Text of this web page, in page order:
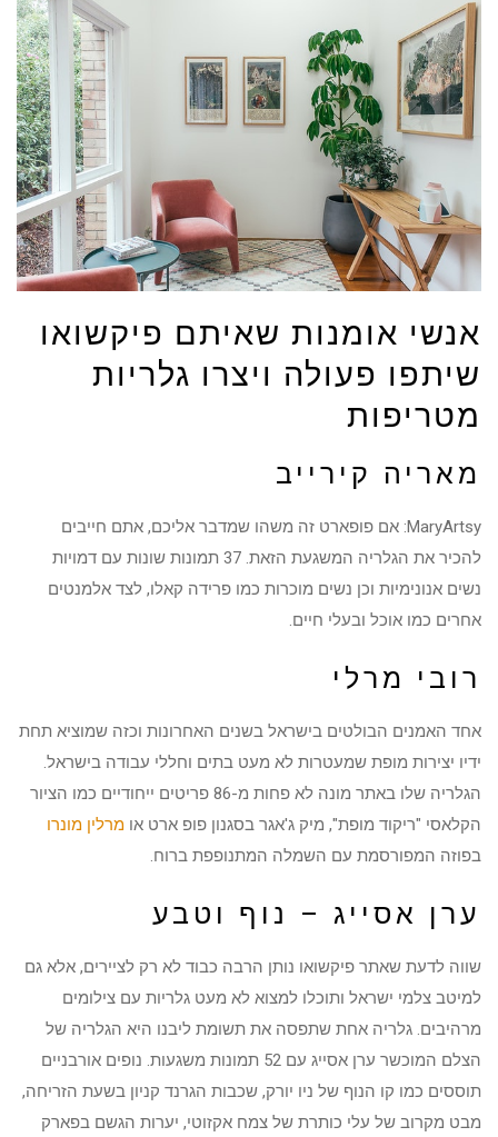
אנשי אומנות שאיתם פיקשואו
שיתפו פעולה ויצרו גלריות
מטריפות
מאריה קירייב
MaryArtsy: אם פופארט זה משהו שמדבר אליכם, אתם חייבים
להכיר את הגלריה המשגעת הזאת. 37 תמונות שונות עם דמויות
נשים אנונימיות וכן נשים מוכרות כמו פרידה קאלו, לצד אלמנטים
אחרים כמו אוכל ובעלי חיים.
רובי מרלי
אחד האמנים הבולטים בישראל בשנים האחרונות וכזה שמוציא תחת
ידיו יצירות מופת שמעטרות לא מעט בתים וחללי עבודה בישראל.
הגלריה שלו באתר מונה לא פחות מ-86 פריטים ייחודיים כמו הציור
הקלאסי "ריקוד מופת", מיק ג'אגר בסגנון פופ ארט אומרלין מונרו
בפוזה המפורסמת עם השמלה המתנופפת ברוח.
ערן אסייג – נוף וטבע
שווה לדעת שאתר פיקשואו נותן הרבה כבוד לא רק לציירים, אלא גם
למיטב צלמי ישראל ותוכלו למצוא לא מעט גלריות עם צילומים
מרהיבים. גלריה אחת שתפסה את תשומת ליבנו היא הגלריה של
הצלם המוכשר ערן אסייג עם 52 תמונות משגעות. נופים אורבניים
תוססים כמו קו הנוף של ניו יורק, שכבות הגרנד קניון בשעת הזריחה,
מבט מקרוב של עלי כותרת של צמח אקזוטי, יערות הגשם בפארק